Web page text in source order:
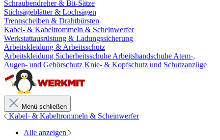
Schraubendreher & Bit-Sätze
Stichsägeblätter & Lochsägen
Trennscheiben & Drahtbürsten
Kabel- & Kabeltrommeln & Scheinwerfer
Werkstattausrüstung & Ladungssicherung
Arbeitskleidung & Arbeitsschutz
Arbeitskleidung Sicherheitsschuhe Arbeitshandschuhe Atem-,
Augen- und Gehörschutz Knie- & Kopfschutz und Schutzanzüge
Menü schließen
Kabel- & Kabeltrommeln & Scheinwerfer
Alle anzeigen